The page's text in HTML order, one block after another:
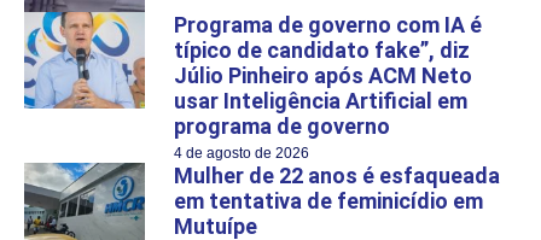
Programa de governo com IA é
típico de candidato fake”, diz
Júlio Pinheiro após ACM Neto
usar Inteligência Artificial em
programa de governo
4 de agosto de 2026
Mulher de 22 anos é esfaqueada
em tentativa de feminicídio em
Mutuípe